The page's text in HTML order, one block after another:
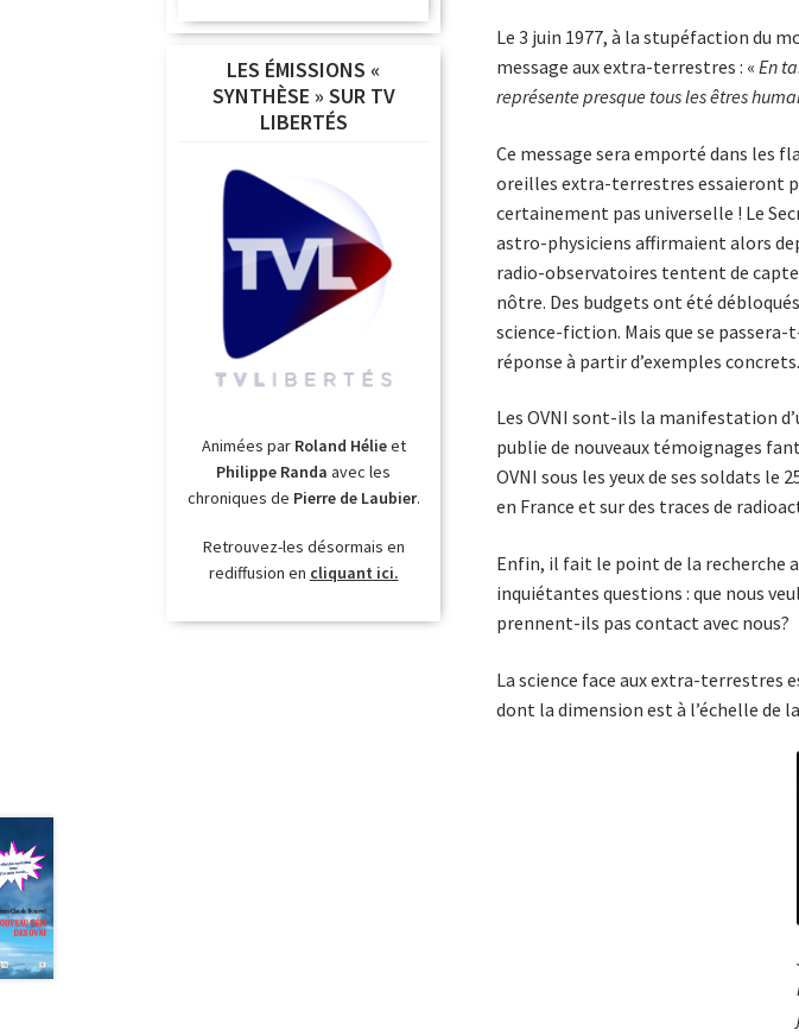
Le 3 juin 1977, à la stupéfaction du
message aux extra-terrestres : « En
représente presque tous les êtres
Ce message sera emporté dans les
oreilles extra-terrestres essaieront
certainement pas universelle ! Le
astro-physiciens affirmaient alors
radio­-observatoires tentent de
nôtre. Des budgets ont été
science-fiction. Mais que se
réponse à partir d’exemples concrets.
Les OVNI sont-ils la manifestation
publie de nouveaux témoignages
OVNI sous les yeux de ses sol­dats le
en France et sur des traces de
Enfin, il fait le point de la recherche
inquiétantes questions : que nous
prennent-ils pas contact avec nous?
La science face aux extra-terrestres
dont la dimension est à l’échelle de
LES ÉMISSIONS «
SYNTHÈSE » SUR TV
LIBERTÉS
Animées par Roland Hélieet
Philippe Randa avec les
chroniques de Pierre de Laubier.
Retrouvez-les désormais en
rediffusion en cliquant ici.